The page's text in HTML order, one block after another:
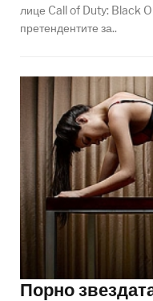
лице Call of Duty: Black
претендентите за..
Порно